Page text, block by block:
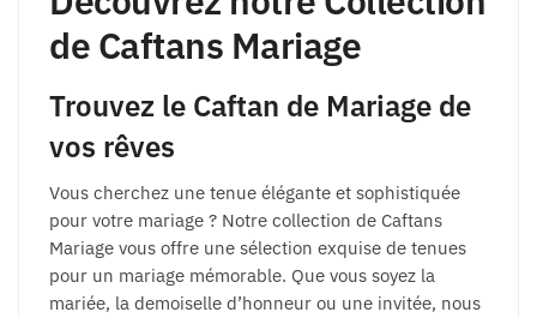
de Caftans Mariage
Trouvez le Caftan de Mariage de
vos rêves
Vous cherchez une tenue élégante et sophistiquée
pour votre mariage ? Notre collection de Caftans
Mariage vous offre une sélection exquise de tenues
pour un mariage mémorable. Que vous soyez la
mariée, la demoiselle d’honneur ou une invitée, nous